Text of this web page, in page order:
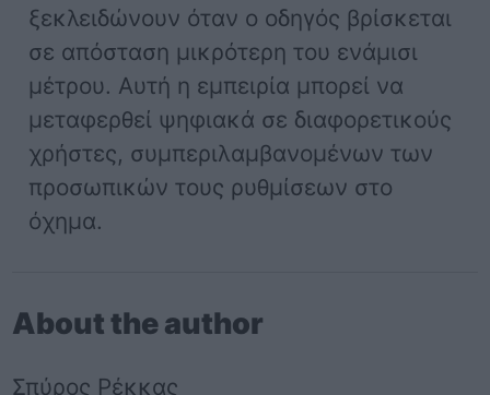
ξεκλειδώνουν όταν ο οδηγός βρίσκεται
σε απόσταση μικρότερη του ενάμισι
μέτρου. Αυτή η εμπειρία μπορεί να
μεταφερθεί ψηφιακά σε διαφορετικούς
χρήστες, συμπεριλαμβανομένων των
προσωπικών τους ρυθμίσεων στο
όχημα.
About the author
Σπύρος Ρέκκας